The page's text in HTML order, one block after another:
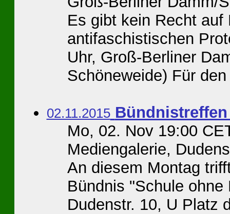
Es gibt kein Recht auf
antifaschistischen
Uhr, Groß-Berliner
Schöneweide) Für
02.11.2015
Mo, 02. Nov 19:00
Mediengalerie,
An diesem Montag
Bündnis "Schule
Dudenstr. 10, U Platz